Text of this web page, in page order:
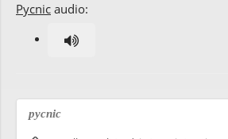
Pycnic audio:
pycnic